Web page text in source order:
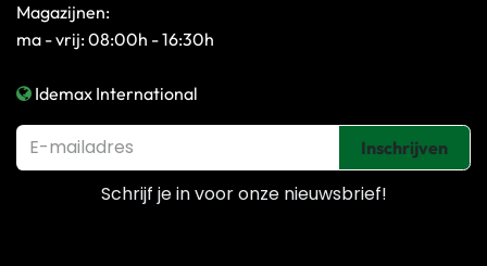
Magazijnen:
ma - vrij: 08:00h - 16:30h
Idemax International
Inschrijven
Schrijf je in voor onze nieuwsbrief!